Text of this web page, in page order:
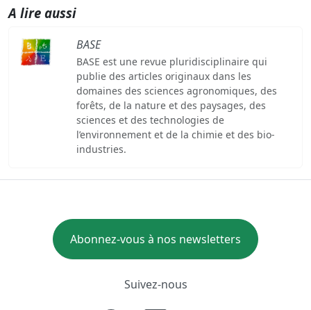
A lire aussi
BASE
BASE est une revue pluridisciplinaire qui
publie des articles originaux dans les
domaines des sciences agronomiques, des
forêts, de la nature et des paysages, des
sciences et des technologies de
l’environnement et de la chimie et des bio-
industries.
Abonnez-vous à nos newsletters
Suivez-nous